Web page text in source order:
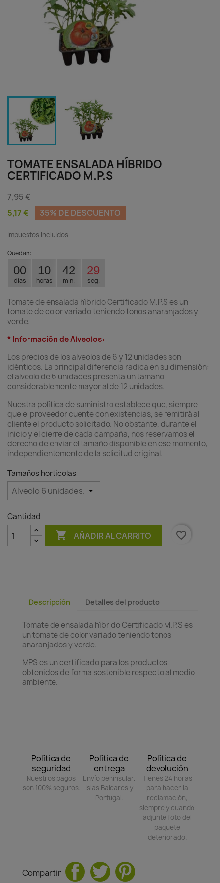
TOMATE ENSALADA HÍBRIDO
CERTIFICADO M.P.S
7,95 €
5,17 €
35% DE DESCUENTO
Impuestos incluidos
Quedan:
00
días
10
horas
42
min.
28
seg.
Tomate de ensalada híbrido Certificado M.P.S es un
tomate de color variado teniendo tonos anaranjados y
verde.
* Información de Alveolos:
Los precios de los alveolos de 6 y 12 unidades son
idénticos. La principal diferencia radica en su dimensión:
el alveolo de 6 unidades presenta un tamaño
considerablemente mayor al de 12 unidades.
Nuestra política de suministro establece que, siempre
que el proveedor cuente con existencias, se remitirá al
cliente el producto solicitado. No obstante, durante el
inicio y el cierre de cada campaña, nos reservamos el
derecho de enviar el tamaño disponible en ese momento,
independientemente de la solicitud original.
Tamaños horticolas
Cantidad
 AÑADIR AL CARRITO favorite_border
Descripción Detalles del producto
Tomate de ensalada híbrido Certificado M.P.S es
un tomate de color variado teniendo tonos
anaranjados y verde.
MPS es un certificado para los productos
obtenidos de forma sostenible respecto al medio
ambiente.
Política de
seguridad
Nuestros pagos
son 100% seguros.
Política de
entrega
Envío peninsular,
Islas Baleares y
Portugal.
Política de
devolución
Tienes 24 horas
para hacer la
reclamación,
siempre y cuando
adjunte foto del
paquete
deteriorado.
Compartir